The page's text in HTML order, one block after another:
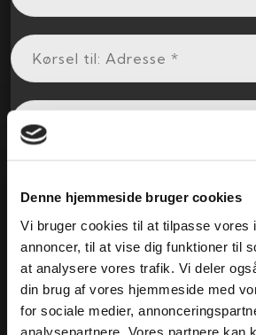
Denne hjemmeside bruger cookies
Vi bruger cookies til at tilpasse vores
annoncer, til at vise dig funktioner til
at analysere vores trafik. Vi deler
din brug af vores hjemmeside med
for sociale medier,
analysepartnere. Vores partnere kan